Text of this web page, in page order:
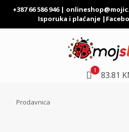
+387 66 586 946 |
Isporuka i plaćanje|
1 83.81
Prodavnica